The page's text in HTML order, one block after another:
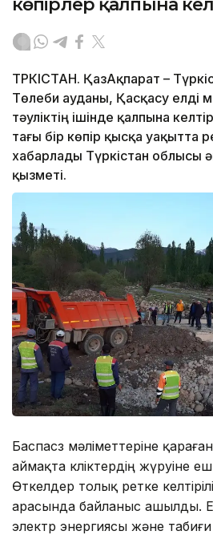
көпірлер қалпына
ТҮРКІСТАН. ҚазАқпарат –
Төлеби ауданы, Қасқасу елді
тәуліктің ішінде қалпына
тағы бір көпір қысқа уақытта
хабарлады Түркістан облысы
қызметі.
Баспасөз мәліметтеріне
аймақта көліктердің жүруіне
Өткелдер толық ретке
арасында байланыс ашылды.
электр энергиясы және